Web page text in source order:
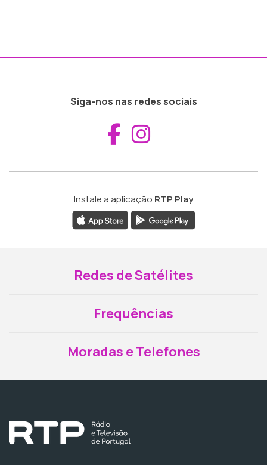
Siga-nos nas redes sociais
Aceder ao
Instale a aplicação RTP Play
Redes de Satélites
Frequências
Moradas e Telefones